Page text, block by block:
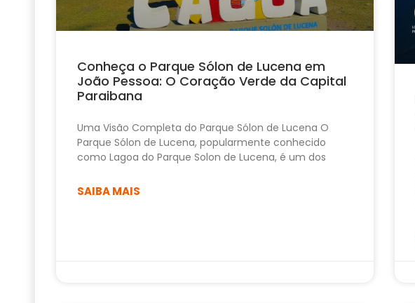
Conheça o Parque Sólon de Lucena em
João Pessoa: O Coração Verde da Capital
Paraibana
Uma Visão Completa do Parque Sólon de Lucena O
Parque Sólon de Lucena, popularmente conhecido
como Lagoa do Parque Solon de Lucena, é um dos
SAIBA MAIS